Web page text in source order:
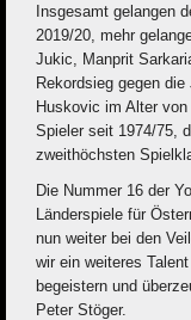
Insgesamt gelangen
2019/20, mehr
Jukic, Manprit
Rekordsieg gegen
Huskovic im Alter
Spieler seit 1974/75,
zweithöchsten
Die Nummer 16 der
Länderspiele für
nun weiter bei den
wir ein weiteres
begeistern und
Peter Stöger.